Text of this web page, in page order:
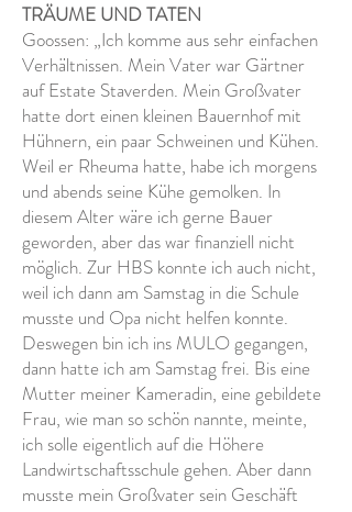
TRÄUME UND TATEN
Goossen: „Ich komme aus sehr einfachen
Verhältnissen. Mein Vater war Gärtner
auf Estate Staverden. Mein Großvater
hatte dort einen kleinen Bauernhof mit
Hühnern, ein paar Schweinen und Kühen.
Weil er Rheuma hatte, habe ich morgens
und abends seine Kühe gemolken. In
diesem Alter wäre ich gerne Bauer
geworden, aber das war finanziell nicht
möglich. Zur HBS konnte ich auch nicht,
weil ich dann am Samstag in die Schule
musste und Opa nicht helfen konnte.
Deswegen bin ich ins MULO gegangen,
dann hatte ich am Samstag frei. Bis eine
Mutter meiner Kameradin, eine gebildete
Frau, wie man so schön nannte, meinte,
ich solle eigentlich auf die Höhere
Landwirtschaftsschule gehen. Aber dann
musste mein Großvater sein Geschäft